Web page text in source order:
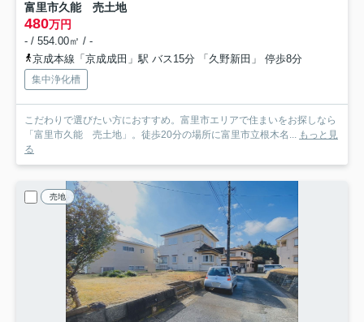
富里市久能 売土地
480万円
- / 554.00㎡ / -
京成本線「京成成田」駅 バス15分 「久野新田」 停歩8分
集中浄化槽
こだわりで選びたい方におすすめ。富里市エリアで住まいをお探しなら
「富里市久能 売土地」。徒歩20分の場所に富里市立根木名... もっと見
る
売地